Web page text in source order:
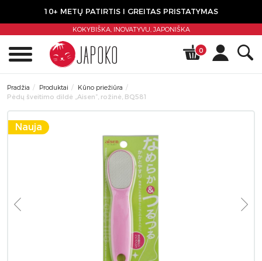
10+ METŲ PATIRTIS I GREITAS PRISTATYMAS
KOKYBIŠKA, INOVATYVU,JAPONIŠKA
0
Pradžia Produktai
Kūno priežiūra
Pėdų šveitimo dildė „Aisen”, rožinė, BQ581
Nauja